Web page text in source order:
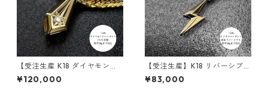
【受注生産 K18 ダイヤモンド
ペンダント ｜ランスエッジ ｜
50g喜平まで対応 2WAY｜cus
¥120,000
【受注生産】K18 リバーシブル
ペンダント | 雷-INAZUMA- |
地金タイプ| 30g喜平まで対応
¥83,000